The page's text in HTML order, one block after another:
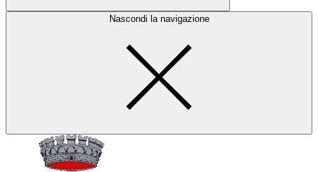
Nascondi la navigazione